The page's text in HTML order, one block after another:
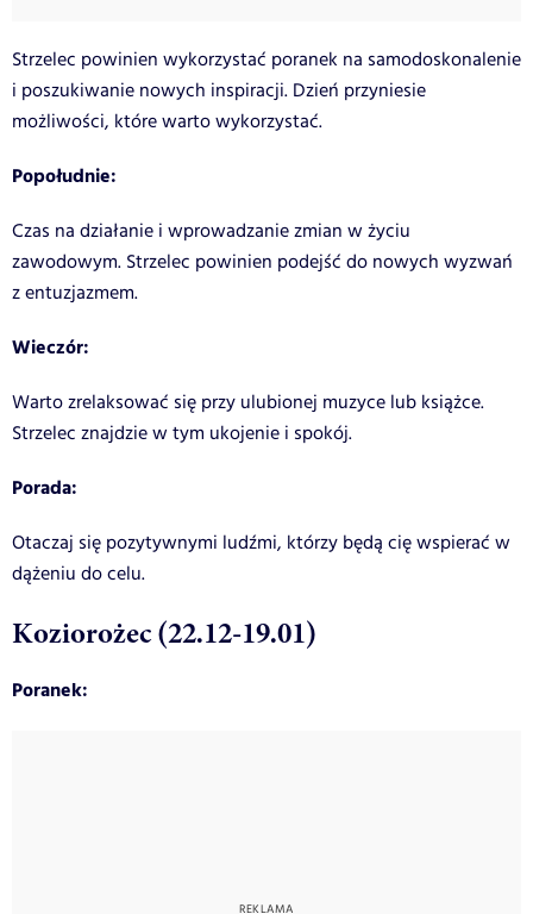
Strzelec powinien wykorzystać poranek na samodoskonalenie
i poszukiwanie nowych inspiracji. Dzień przyniesie
możliwości, które warto wykorzystać.
Popołudnie:
Czas na działanie i wprowadzanie zmian w życiu
zawodowym. Strzelec powinien podejść do nowych wyzwań
z entuzjazmem.
Wieczór:
Warto zrelaksować się przy ulubionej muzyce lub książce.
Strzelec znajdzie w tym ukojenie i spokój.
Porada:
Otaczaj się pozytywnymi ludźmi, którzy będą cię wspierać w
dążeniu do celu.
Koziorożec (22.12-19.01)
Poranek: